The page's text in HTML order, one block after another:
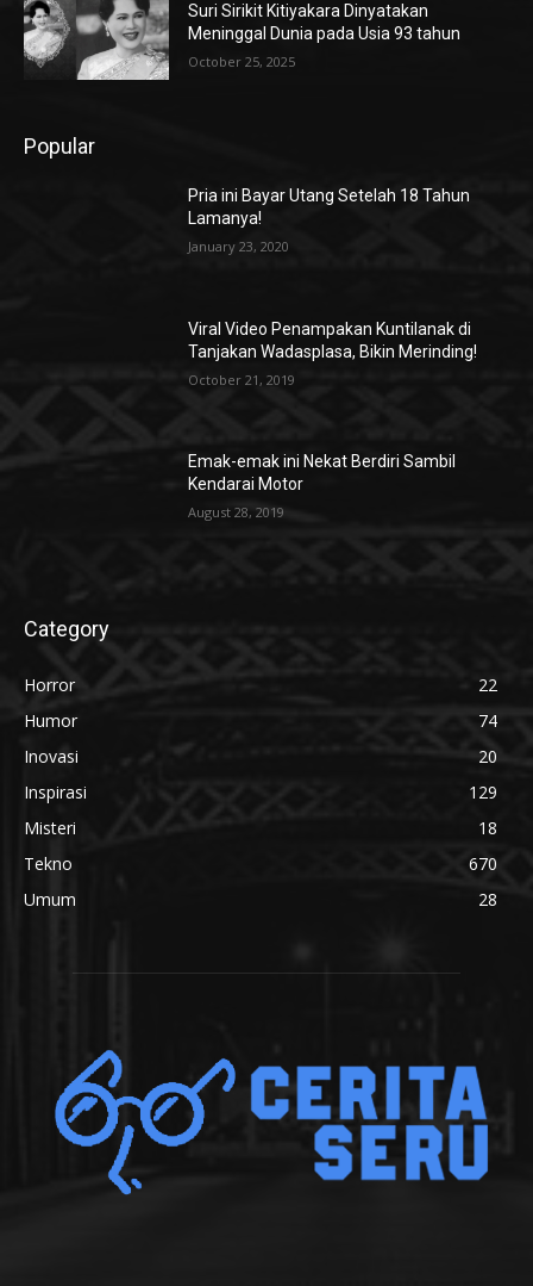
Suri Sirikit Kitiyakara Dinyatakan
Meninggal Dunia pada Usia 93 tahun
October 25, 2025
Popular
Pria ini Bayar Utang Setelah 18 Tahun
Lamanya!
January 23, 2020
Viral Video Penampakan Kuntilanak di
Tanjakan Wadasplasa, Bikin Merinding!
October 21, 2019
Emak-emak ini Nekat Berdiri Sambil
Kendarai Motor
August 28, 2019
Category
Horror
22
Humor
74
Inovasi
20
Inspirasi
129
Misteri
18
Tekno
670
Umum
28